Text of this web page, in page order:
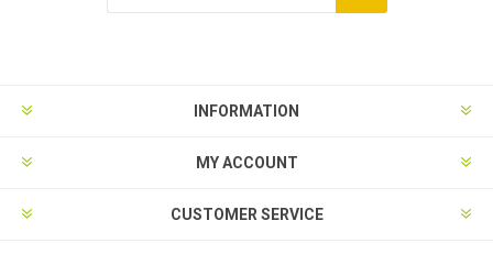
INFORMATION
MY ACCOUNT
CUSTOMER SERVICE